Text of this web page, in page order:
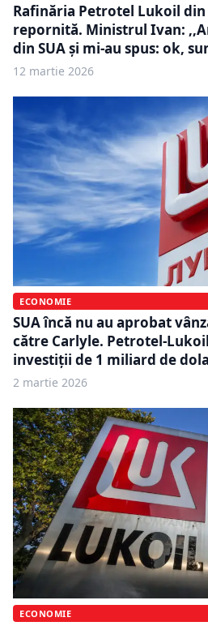
Rafinăria Petrotel Lukoil
repornită. Ministrul Ivan:
din SUA şi mi-au spus: ok,
12 martie 2026
ECONOMIE
SUA încă nu au aprobat
către Carlyle. Petrotel-
investiții de 1 miliard de
2 martie 2026
ECONOMIE